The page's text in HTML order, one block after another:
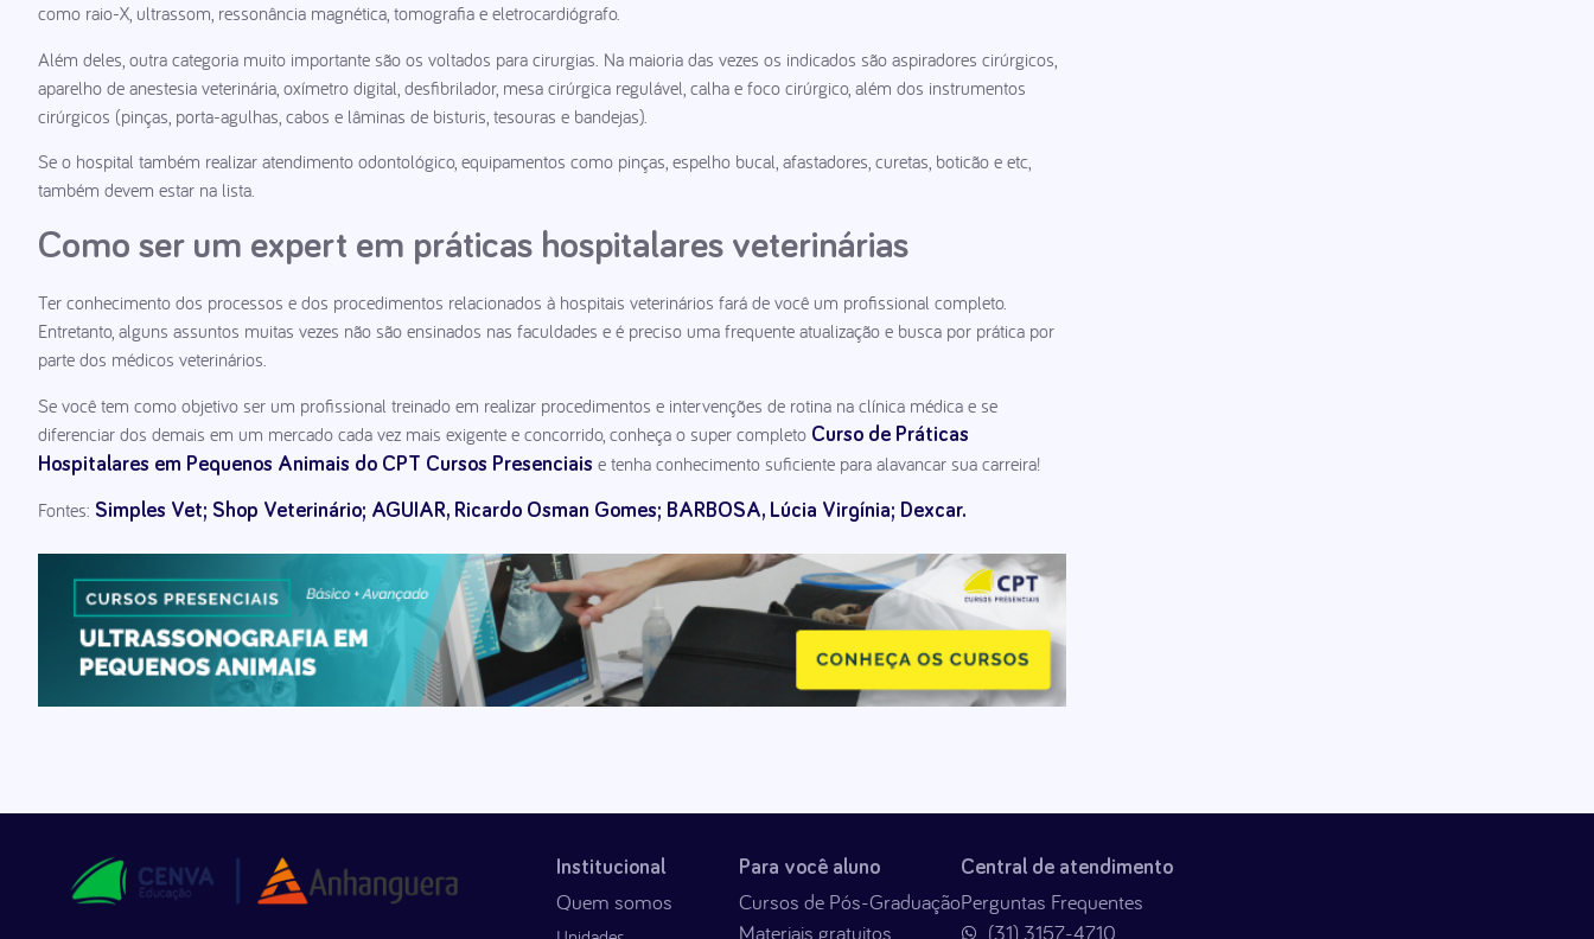
como raio-X, ultrassom, ressonância magnética, tomografia e eletrocardiógrafo.
Além deles, outra categoria muito importante são os voltados para cirurgias. Na maioria das vezes os indicados são aspiradores cirúrgicos,
aparelho de anestesia veterinária, oxímetro digital, desfibrilador, mesa cirúrgica regulável, calha e foco cirúrgico, além dos instrumentos
cirúrgicos (pinças, porta-agulhas, cabos e lâminas de bisturis, tesouras e bandejas).
Se o hospital também realizar atendimento odontológico, equipamentos como pinças, espelho bucal, afastadores, curetas, boticão e etc,
também devem estar na lista.
Como ser um expert em práticas hospitalares veterinárias
Ter conhecimento dos processos e dos procedimentos relacionados à hospitais veterinários fará de você um profissional completo.
Entretanto, alguns assuntos muitas vezes não são ensinados nas faculdades e é preciso uma frequente atualização e busca por prática por
parte dos médicos veterinários.
Se você tem como objetivo ser um profissional treinado em realizar procedimentos e intervenções de rotina na clínica médica e se
diferenciar dos demais em um mercado cada vez mais exigente e concorrido, conheça o super completo Curso de Práticas
Hospitalares em Pequenos Animais do CPT Cursos Presenciais e tenha conhecimento suficiente para alavancar sua carreira!
Fontes: Simples Vet; Shop Veterinário; AGUIAR, Ricardo Osman Gomes; BARBOSA, Lúcia Virgínia; Dexcar.
Institucional
Quem somos
Para você aluno
Cursos de Pós-Graduação
Materiais gratuitos
Central de atendimento
Perguntas Frequentes
(31) 3157-4710